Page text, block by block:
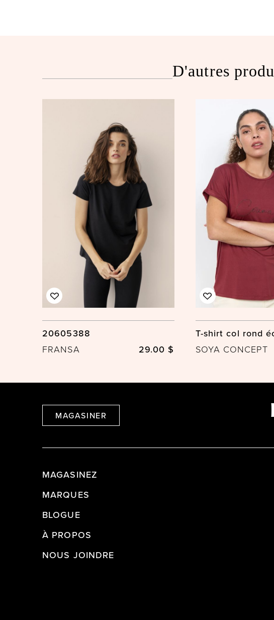
D'autres
20605388
FRANSA 29.00 $
T-shirt col rond
SOYA CONCEPT
MAGASINER
MAGASINEZ
MARQUES
BLOGUE
À PROPOS
NOUS JOINDRE